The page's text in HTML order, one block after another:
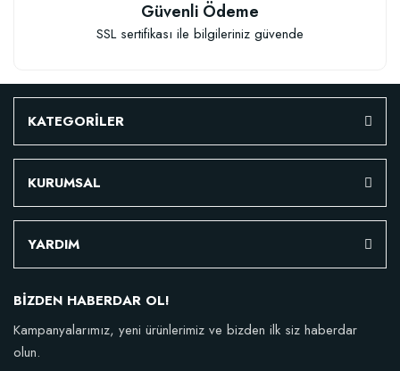
106,81 TL
Güvenli Ödeme
SSL sertifikası ile bilgileriniz güvende
KATEGORİLER
KURUMSAL
YARDIM
BİZDEN HABERDAR OL!
Kampanyalarımız, yeni ürünlerimiz ve bizden ilk siz haberdar
olun.